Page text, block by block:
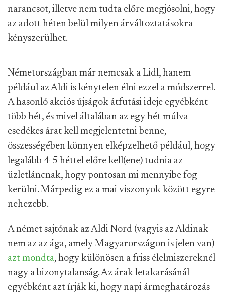
narancsot, illetve nem tudta előre megjósolni, hogy
az adott héten belül milyen árváltoztatásokra
kényszerülhet.
Németországban már nemcsak a Lidl, hanem
például az Aldi is kénytelen élni ezzel a módszerrel.
A hasonló akciós újságok átfutási ideje egyébként
több hét, és mivel általában az egy hét múlva
esedékes árat kell megjelentetni benne,
összességében könnyen elképzelhető például, hogy
legalább 4-5 héttel előre kell(ene) tudnia az
üzletláncnak, hogy pontosan mi mennyibe fog
kerülni. Márpedig ez a mai viszonyok között egyre
nehezebb.
A német sajtónak az Aldi Nord (vagyis az Aldinak
nem az az ága, amely Magyarországon is jelen van)
azt mondta, hogy különösen a friss élelmiszereknél
nagy a bizonytalanság. Az árak letakarásánál
egyébként azt írják ki, hogy napi ármeghatározás